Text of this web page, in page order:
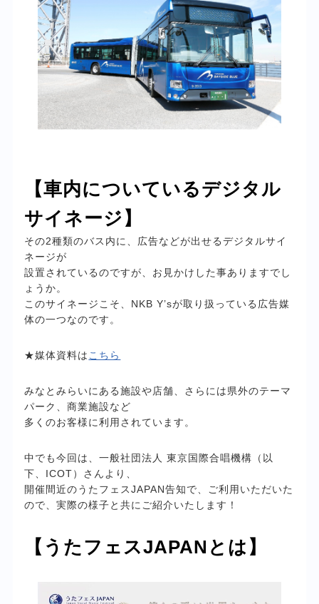
【車内についているデジタル
サイネージ】
その2種類のバス内に、広告などが出せるデジタルサイ
ネージが
設置されているのですが、お見かけした事ありますでし
ょうか。
このサイネージこそ、NKB Y’sが取り扱っている広告媒
体の一つなのです。
★媒体資料は こちら
みなとみらいにある施設や店舗、さらには県外のテーマ
パーク、商業施設など
多くのお客様に利用されています。
中でも今回は、一般社団法人 東京国際合唱機構（以
下、ICOT）さんより、
開催間近のうたフェスJAPAN告知で、ご利用いただいた
ので、実際の様子と共にご紹介いたします！
【うたフェスJAPANとは】